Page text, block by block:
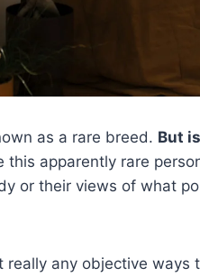
as a rare breed. But
this apparently rare
or their views of what
really any objective